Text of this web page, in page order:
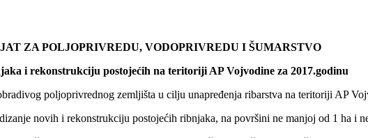
ZA POLJOPRIVREDU, VODOPRIVREDU I ŠUMARSTVO
i rekonstrukciju postojećih na teritoriji AP Vojvodine za 2017.godinu
poljoprivrednog zemljišta u cilju unapređenja ribarstva na teritoriji AP
novih i rekonstrukciju postojećih ribnjaka, na površini ne manjoj od 1 ha i